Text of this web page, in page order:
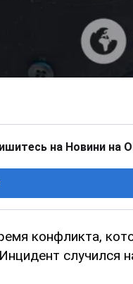
на Новини на
конфликта,
случился